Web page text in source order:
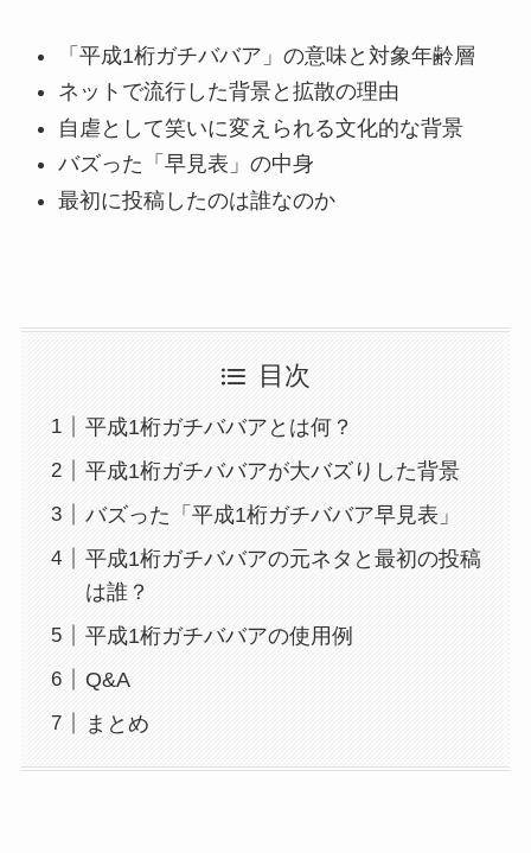
「平成1桁ガチババア」の意味と対象年齢層
ネットで流行した背景と拡散の理由
自虐として笑いに変えられる文化的な背景
バズった「早見表」の中身
最初に投稿したのは誰なのか
目次
平成1桁ガチババアとは何？
平成1桁ガチババアが大バズりした背景
バズった「平成1桁ガチババア早見表」
平成1桁ガチババアの元ネタと最初の投稿
は誰？
平成1桁ガチババアの使用例
Q&A
まとめ